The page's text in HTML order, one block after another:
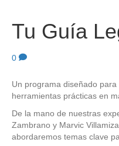
Tu Guía
0
Un programa diseñado
herramientas prácticas en
De la mano de nuestras
Zambrano y Marvic
abordaremos temas clave